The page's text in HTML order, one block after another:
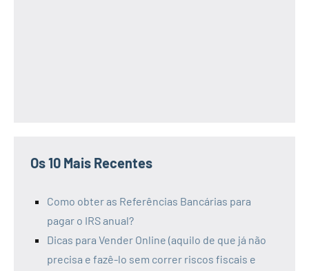
Os 10 Mais Recentes
Como obter as Referências Bancárias para
pagar o IRS anual?
Dicas para Vender Online (aquilo de que já não
precisa e fazê-lo sem correr riscos fiscais e